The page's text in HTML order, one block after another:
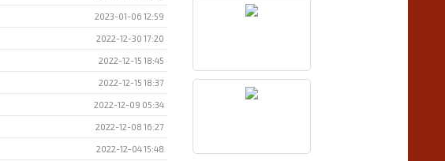
2023-01-06 12:59
2022-12-30 17:20
2022-12-15 18:45
2022-12-15 18:37
2022-12-09 05:34
2022-12-08 16:27
2022-12-04 15:48